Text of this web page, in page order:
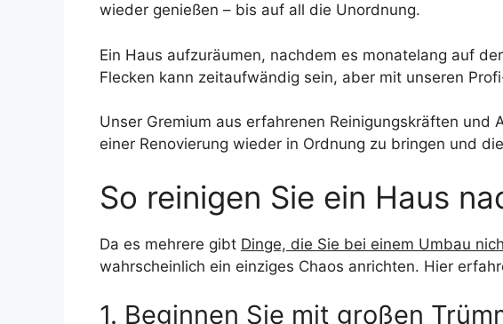
wieder genießen – bis auf all die Unordnung.
Ein Haus aufzuräumen, nachdem es monatelang auf
Flecken kann zeitaufwändig sein, aber mit unseren
Unser Gremium aus erfahrenen Reinigungskräften und
einer Renovierung wieder in Ordnung zu bringen und
So reinigen Sie ein Haus
Da es mehrere gibt Dinge, die Sie bei einem Umbau
wahrscheinlich ein einziges Chaos anrichten. Hier
1. Beginnen Sie mit großen